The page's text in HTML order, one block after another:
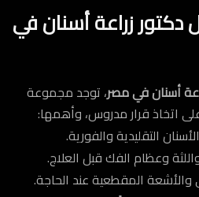
زراعة أسنان في
أسنان في مصر، توجد مجموعة
اتخاذ قرار مدروس، وأهمها:
التقليدية والفورية.
وعظام الفك قبل العلاج.
والأشعة المقطعية عند الحاجة.